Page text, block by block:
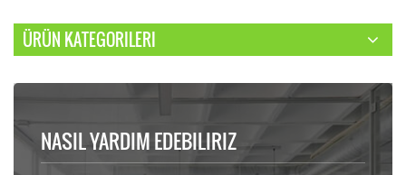
ÜRÜN KATEGORILERI
NASIL YARDIM EDEBILIRIZ